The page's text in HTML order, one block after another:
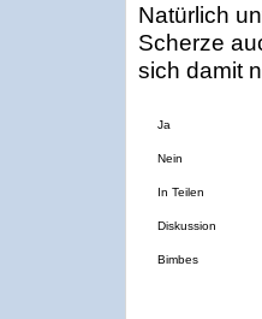
Natürlich
Scherze
sich damit
Ja
Nein
In Teilen
Diskussion
Bimbes